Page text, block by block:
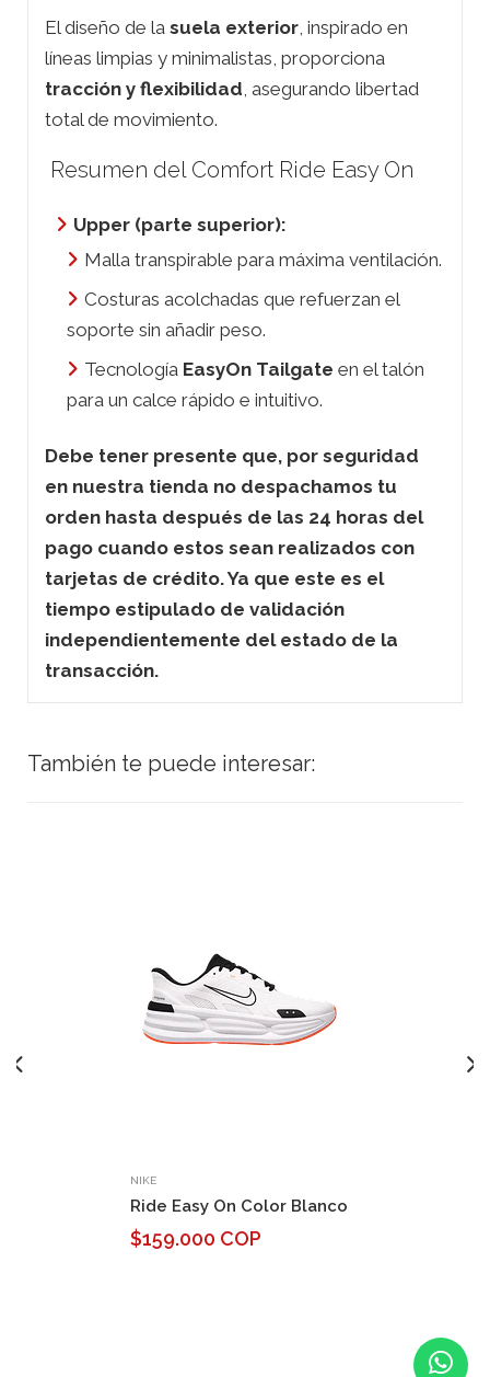
El diseño de la suela exterior , inspirado en
líneas limpias y minimalistas, proporciona
tracción y flexibilidad , asegurando libertad
total de movimiento.
Resumen del Comfort Ride Easy On
Upper (parte superior):
Malla transpirable para máxima ventilación.
Costuras acolchadas que refuerzan el
soporte sin añadir peso.
Tecnología EasyOn Tailgate en el talón
para un calce rápido e intuitivo.
Debe tener presente que, por seguridad
en nuestra tienda no despachamos tu
orden hasta después de las 24 horas del
pago cuando estos sean realizados con
tarjetas de crédito. Ya que este es el
tiempo estipulado de validación
independientemente del estado de la
transacción.
También te puede interesar:
NIKE
Ride Easy On Color Blanco
$159.000 COP